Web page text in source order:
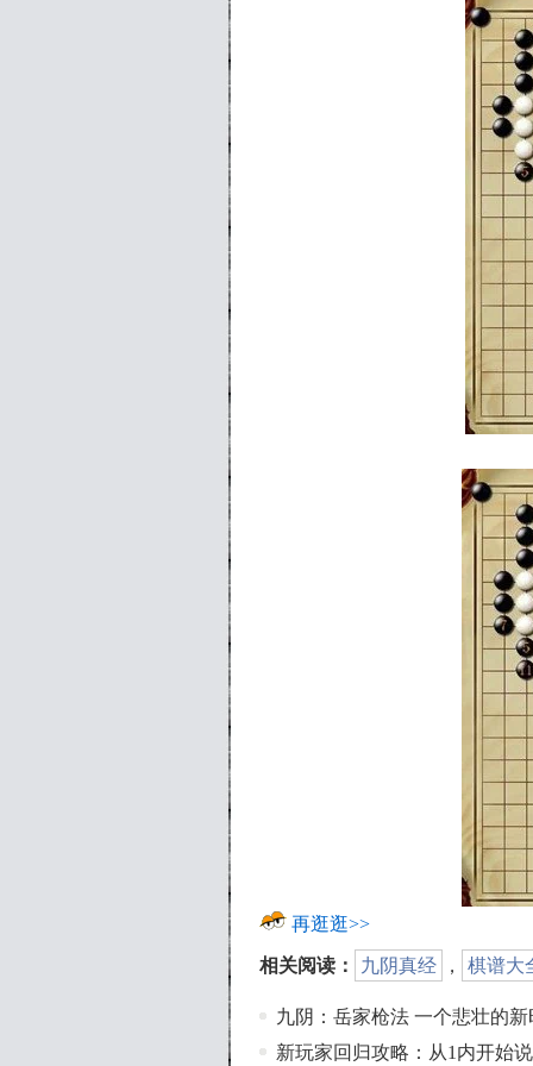
再逛逛>>
相关阅读： 九阴真经 ， 棋谱大
九阴：岳家枪法 一个悲壮的
新玩家回归攻略：从1内开始